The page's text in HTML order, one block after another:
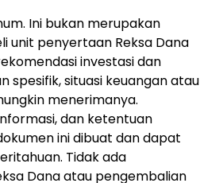
Ini bukan merupakan
unit penyertaan Reksa Dana
investasi dan
spesifik, situasi keuangan atau
menerimanya.
dan ketentuan
ini dibuat dan dapat
Tidak ada
Dana atau pengembalian